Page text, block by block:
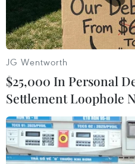
JG Wentworth
$25,000 In Personal
Settlement Loophole